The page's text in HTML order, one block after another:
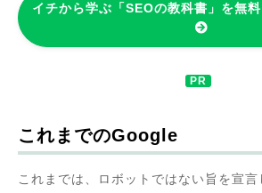
イチから学ぶ「SEOの教科書」を無
これまでのGoogle
これまでは、ロボットではない旨を宣